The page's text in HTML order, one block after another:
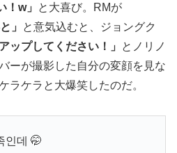
！w」
と大喜び。RMが
」
と意気込むと、ジョングク
ップしてください！」
とノリノ
ーが撮影した自分の変顔を見な
ラケラと大爆笑したのだ。
인데 🤭